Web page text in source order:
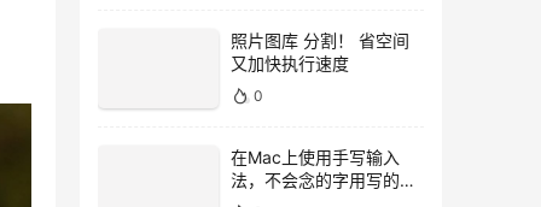
照片图库 分割！ 省空间
又加快执行速度
0
在Mac上使用手写输入
法，不会念的字用写的就
好！